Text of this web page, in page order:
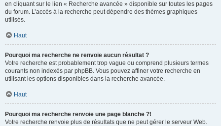
en cliquant sur le lien « Recherche avancée » disponible sur toutes les pages
du forum. L’accès à la recherche peut dépendre des thèmes graphiques
utilisés.
Haut
Pourquoi ma recherche ne renvoie aucun résultat ?
Votre recherche est probablement trop vague ou comprend plusieurs termes
courants non indexés par phpBB. Vous pouvez affiner votre recherche en
utilisant les options disponibles dans la recherche avancée.
Haut
Pourquoi ma recherche renvoie une page blanche ?!
Votre recherche renvoie plus de résultats que ne peut gérer le serveur Web.